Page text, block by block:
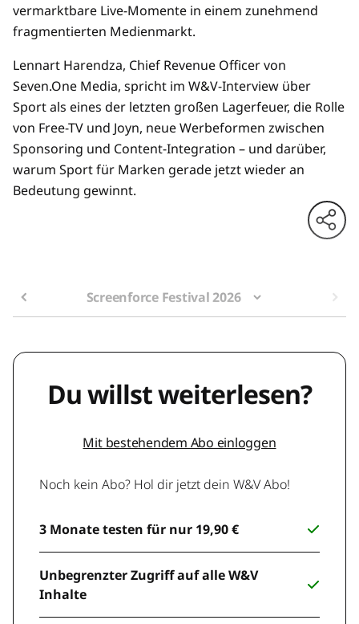
vermarktbare Live-Momente in einem zunehmend
fragmentierten Medienmarkt.
Lennart Harendza, Chief Revenue Officer von
Seven.One Media, spricht im W&V-Interview über
Sport als eines der letzten großen Lagerfeuer, die Rolle
von Free-TV und Joyn, neue Werbeformen zwischen
Sponsoring und Content-Integration – und darüber,
warum Sport für Marken gerade jetzt wieder an
Bedeutung gewinnt.
Screenforce Festival 2026
Du willst weiterlesen?
Mit bestehendem Abo einloggen
Noch kein Abo? Hol dir jetzt dein W&V Abo!
3 Monate testen für nur 19,90 €
Unbegrenzter Zugriff auf alle W&V
Inhalte